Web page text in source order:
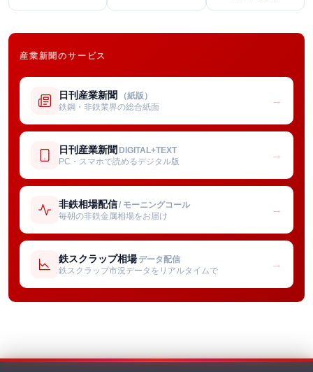
産業新聞のサービス
日刊産業新聞 （紙版）
鉄鋼・非鉄業界の総合紙面
→
日刊産業新聞 DIGITAL+TEXT
PC・スマホで読めるデジタル版
→
非鉄相場配信/ モーニングコール
毎朝の非鉄金属相場をお届け
→
鉄スクラップ相場 データ配信
鉄スクラップ市況データをリアルタイムで
→